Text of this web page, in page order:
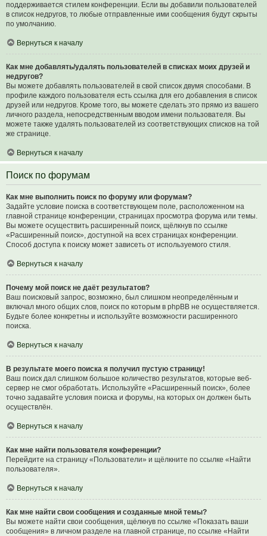
поддерживается стилем конференции. Если вы добавили пользователей
в список недругов, то любые отправленные ими сообщения будут скрыты
по умолчанию.
Вернуться к началу
Как мне добавлять/удалять пользователей в списках моих друзей и
недругов?
Вы можете добавлять пользователей в свой список двумя способами. В
профиле каждого пользователя есть ссылка для его добавления в список
друзей или недругов. Кроме того, вы можете сделать это прямо из вашего
личного раздела, непосредственным вводом имени пользователя. Вы
можете также удалять пользователей из соответствующих списков на той
же странице.
Вернуться к началу
Поиск по форумам
Как мне выполнить поиск по форуму или форумам?
Задайте условие поиска в соответствующем поле, расположенном на
главной странице конференции, страницах просмотра форума или темы.
Вы можете осуществить расширенный поиск, щёлкнув по ссылке
«Расширенный поиск», доступной на всех страницах конференции.
Способ доступа к поиску может зависеть от используемого стиля.
Вернуться к началу
Почему мой поиск не даёт результатов?
Ваш поисковый запрос, возможно, был слишком неопределённым и
включал много общих слов, поиск по которым в phpBB не осуществляется.
Будьте более конкретны и используйте возможности расширенного
поиска.
Вернуться к началу
В результате моего поиска я получил пустую страницу!
Ваш поиск дал слишком большое количество результатов, которые веб-
сервер не смог обработать. Используйте «Расширенный поиск», более
точно задавайте условия поиска и форумы, на которых он должен быть
осуществлён.
Вернуться к началу
Как мне найти пользователя конференции?
Перейдите на страницу «Пользователи» и щёлкните по ссылке «Найти
пользователя».
Вернуться к началу
Как мне найти свои сообщения и созданные мной темы?
Вы можете найти свои сообщения, щёлкнув по ссылке «Показать ваши
сообщения» в личном разделе на главной странице, по ссылке «Найти